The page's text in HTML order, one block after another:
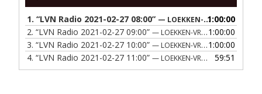
1. “LVN Radio 2021-02-27 08:00” — LOEKKEN-VRAA NAERRADIO 1:00:00
2. “LVN Radio 2021-02-27 09:00” — LOEKKEN-VRAA NAERRADIO
1:00:00
3. “LVN Radio 2021-02-27 10:00” — LOEKKEN-VRAA NAERRADIO
1:00:00
4. “LVN Radio 2021-02-27 11:00” — LOEKKEN-VRAA NAERRADIO 59:51